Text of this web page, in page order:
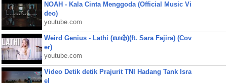
NOAH - Kala Cinta Menggoda (Official Music Vi
deo)
youtube.com
Weird Genius - Lathi (ꦭꦛꦶ)(ft. Sara Fajira) (Cov
er)
youtube.com
Video Detik detik Prajurit TNI Hadang Tank Isra
el